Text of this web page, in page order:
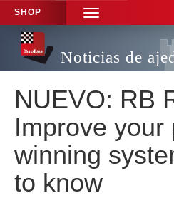
SHOP
TOGGLE
NAVIGATION
Noticias de
NUEVO: RB
Improve your
winning
to know